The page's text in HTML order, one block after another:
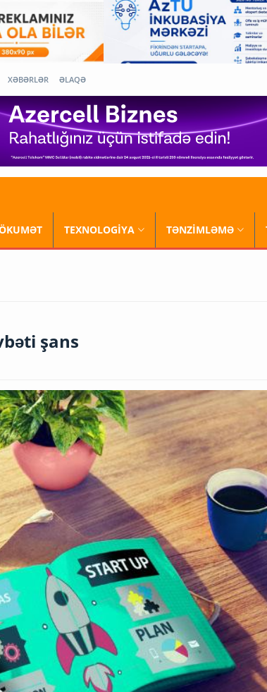
XƏBƏRLƏR ƏLAQƏ
TEXNOLOGİYA TƏNZİMLƏMƏ
şans